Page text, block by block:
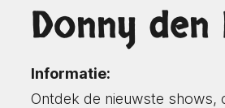
Donny den
Informatie:
Ontdek de nieuwste shows,